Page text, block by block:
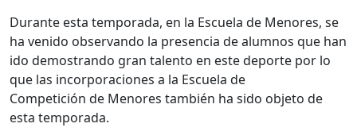
Durante esta temporada, en la Escuela de Menores, se
ha venido observando la presencia de alumnos que han
ido demostrando gran talento en este deporte por lo
que las incorporaciones a la Escuela de
Competición de Menores también ha sido objeto de
esta temporada.